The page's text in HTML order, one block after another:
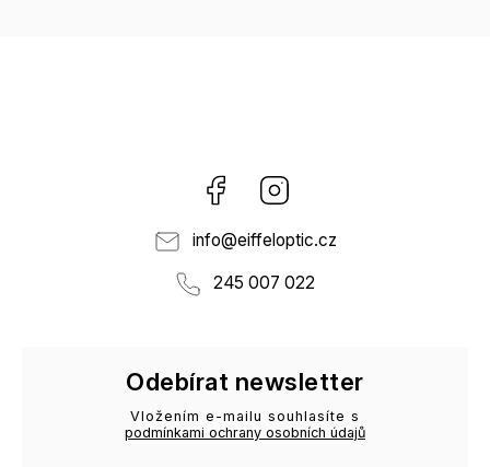
Facebook
info@eiffeloptic.cz
245 007 022
Odebírat newsletter
Vložením e-mailu souhlasíte s
podmínkami ochrany osobních údajů